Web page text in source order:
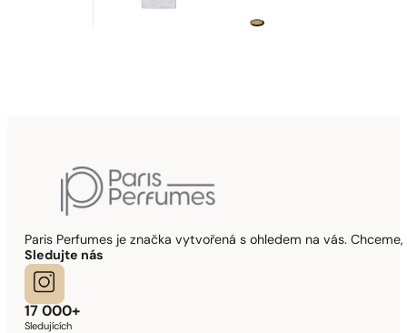
Paris Perfumes je značka vytvořená s ohledem na vás.
Sledujte nás
17 000+
Sledujících